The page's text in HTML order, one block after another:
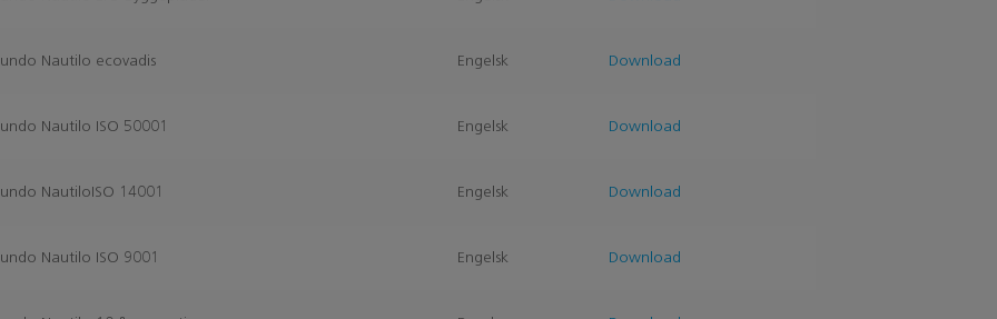
Nautilo ecovadis Engelsk Download
Nautilo ISO 50001 Engelsk Download
NautiloISO 14001 Engelsk Download
Nautilo ISO 9001 Engelsk Download